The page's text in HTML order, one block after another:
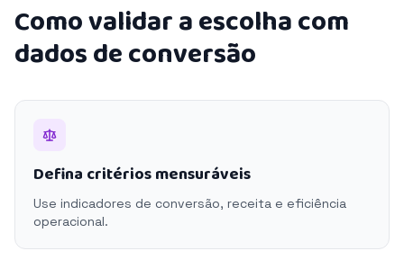
Como validar a escolha com
dados de conversão
Defina critérios mensuráveis
Use indicadores de conversão, receita e eficiência
operacional.